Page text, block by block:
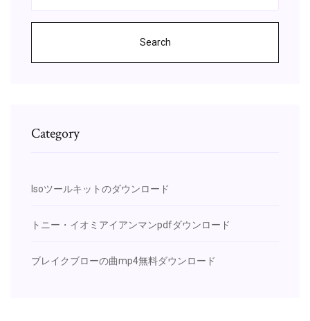
Search
Category
Isoツールキットのダウンロード
トニー・イオミアイアンマンpdfダウンロード
ブレイクブローの曲mp4無料ダウンロード